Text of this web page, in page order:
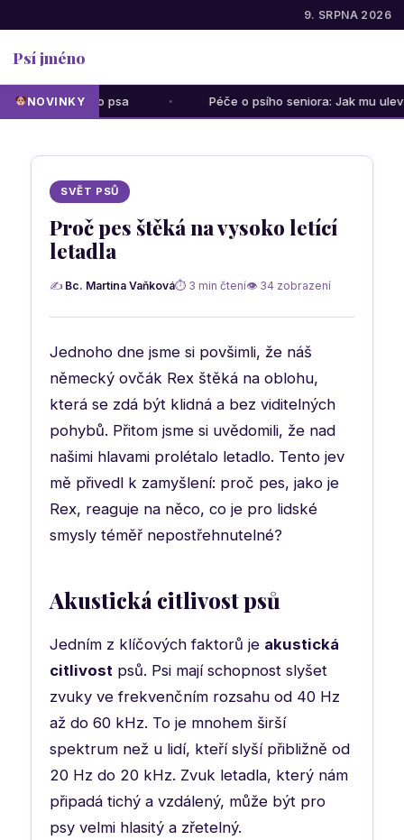
9. SRPNA 2026
Psí jméno
NOVINKY
i vašeho psa Péče o psího seniora: Jak mu ulevit od
SVĚT PSŮ
Proč pes štěká na vysoko letící
letadla
✍ Bc. Martina Vaňková⏱ 3 min čtení👁 34 zobrazení
Jednoho dne jsme si povšimli, že náš
německý ovčák Rex štěká na oblohu,
která se zdá být klidná a bez viditelných
pohybů. Přitom jsme si uvědomili, že nad
našimi hlavami prolétalo letadlo. Tento jev
mě přivedl k zamyšlení: proč pes, jako je
Rex, reaguje na něco, co je pro lidské
smysly téměř nepostřehnutelné?
Akustická citlivost psů
Jedním z klíčových faktorů je akustická
citlivost psů. Psi mají schopnost slyšet
zvuky ve frekvenčním rozsahu od 40 Hz
až do 60 kHz. To je mnohem širší
spektrum než u lidí, kteří slyší přibližně od
20 Hz do 20 kHz. Zvuk letadla, který nám
připadá tichý a vzdálený, může být pro
psy velmi hlasitý a zřetelný.